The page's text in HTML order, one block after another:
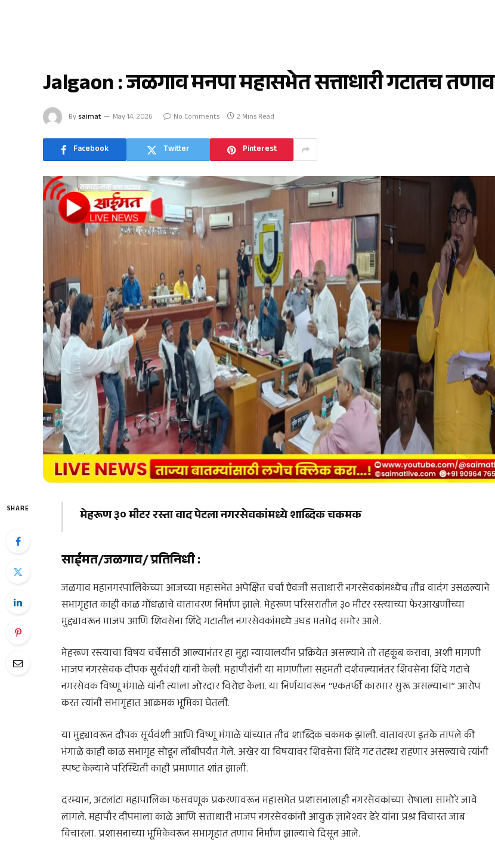
Jalgaon : जळगाव मनपा महासभेत सत्ताधारी गटातच तणाव
By saimat May 14, 2026 No Comments 2 Mins Read
Facebook Twitter Pinterest
SHARE मेहरूण ३० मीटर रस्ता वाद पेटला नगरसेवकांमध्ये शाब्दिक चकमक
साईमत/जळगाव/ प्रतिनिधी:
जळगाव महानगरपालिकेच्या आजच्या महासभेत अपेक्षित चर्चा ऐवजी सत्ताधारी नगरसेवकांमध्येच तीव्र वादंग उसळल्याने
सभागृहात काही काळ गोंधळाचे वातावरण निर्माण झाले. मेहरूण परिसरातील ३० मीटर रस्त्याच्या फेरआखणीच्या
मुद्द्यावरून भाजप आणि शिवसेना शिंदे गटातील नगरसेवकांमध्ये उघड मतभेद समोर आले.
मेहरूण रस्त्याचा विषय चर्चेसाठी आल्यानंतर हा मुद्दा न्यायालयीन प्रक्रियेत असल्याने तो तहकूब करावा, अशी मागणी
भाजप नगरसेवक दीपक सूर्यवंशी यांनी केली. महापौरांनी या मागणीला सहमती दर्शवल्यानंतर शिवसेना शिंदे गटाचे
नगरसेवक विष्णू भंगाळे यांनी त्याला जोरदार विरोध केला. या निर्णयावरून “एकतर्फी कारभार सुरू असल्याचा” आरोप
करत त्यांनी सभागृहात आक्रमक भूमिका घेतली.
या मुद्द्यावरून दीपक सूर्यवंशी आणि विष्णू भंगाळे यांच्यात तीव्र शाब्दिक चकमक झाली. वातावरण इतके तापले की
भंगाळे काही काळ सभागृह सोडून लॉबीपर्यंत गेले. अखेर या विषयावर शिवसेना शिंदे गट तटस्थ राहणार असल्याचे त्यांनी
स्पष्ट केल्याने परिस्थिती काही प्रमाणात शांत झाली.
दरम्यान, अटलांटा महापालिका फसवणूक प्रकरणावरून महासभेत प्रशासनालाही नगरसेवकांच्या रोषाला सामोरे जावे
लागले. महापौर दीपमाला काळे आणि सत्ताधारी भाजप नगरसेवकांनी आयुक्त ज्ञानेश्वर ढेरे यांना प्रश्न विचारत जाब
विचारला. प्रशासनाच्या भूमिकेवरून सभागृहात तणाव निर्माण झाल्याचे दिसून आले.